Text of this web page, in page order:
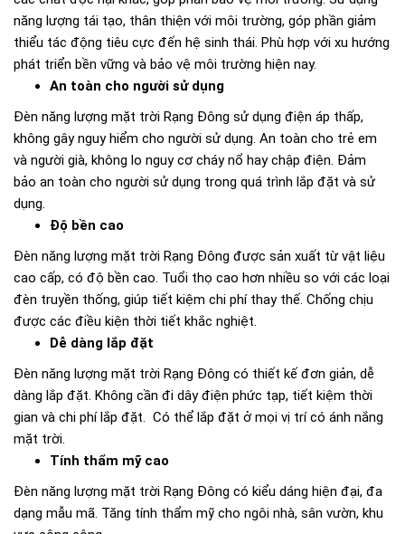
năng lượng tái tạo, thân thiện với môi trường, góp phần giảm
thiểu tác động tiêu cực đến hệ sinh thái. Phù hợp với xu hướng
phát triển bền vững và bảo vệ môi trường hiện nay.
An toàn cho người sử dụng
Đèn năng lượng mặt trời Rạng Đông sử dụng điện áp thấp,
không gây nguy hiểm cho người sử dụng. An toàn cho trẻ em
và người già, không lo nguy cơ cháy nổ hay chập điện. Đảm
bảo an toàn cho người sử dụng trong quá trình lắp đặt và sử
dụng.
Độ bền cao
Đèn năng lượng mặt trời Rạng Đông được sản xuất từ vật liệu
cao cấp, có độ bền cao. Tuổi thọ cao hơn nhiều so với các loại
đèn truyền thống, giúp tiết kiệm chi phí thay thế. Chống chịu
được các điều kiện thời tiết khắc nghiệt.
Dễ dàng lắp đặt
Đèn năng lượng mặt trời Rạng Đông có thiết kế đơn giản, dễ
dàng lắp đặt. Không cần đi dây điện phức tạp, tiết kiệm thời
gian và chi phí lắp đặt. Có thể lắp đặt ở mọi vị trí có ánh nắng
mặt trời.
Tính thẩm mỹ cao
Đèn năng lượng mặt trời Rạng Đông có kiểu dáng hiện đại, đa
dạng mẫu mã. Tăng tính thẩm mỹ cho ngôi nhà, sân vườn, khu